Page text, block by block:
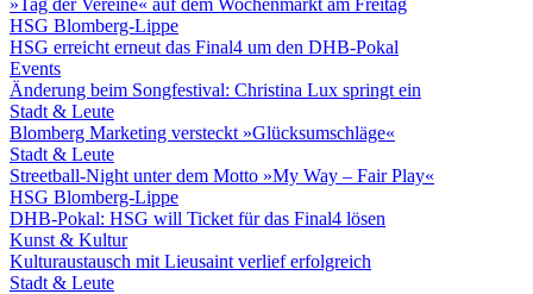
»Tag der Vereine« auf dem Wochenmarkt am Freitag
HSG Blomberg-Lippe
HSG erreicht erneut das Final4 um den DHB-Pokal
Events
Änderung beim Songfestival: Christina Lux springt ein
Stadt & Leute
Blomberg Marketing versteckt »Glücksumschläge«
Stadt & Leute
Streetball-Night unter dem Motto »My Way – Fair Play«
HSG Blomberg-Lippe
DHB-Pokal: HSG will Ticket für das Final4 lösen
Kunst & Kultur
Kulturaustausch mit Lieusaint verlief erfolgreich
Stadt & Leute